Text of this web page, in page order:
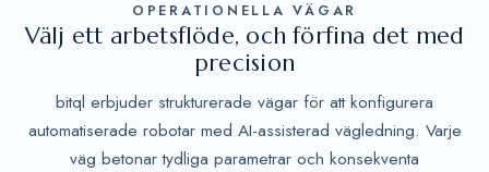
OPERATIONELLA VÄGAR
Välj ett arbetsflöde, och förfina det med
precision
bitql erbjuder strukturerade vägar för att konfigurera
automatiserade robotar med AI-assisterad vägledning. Varje
väg betonar tydliga parametrar och konsekventa